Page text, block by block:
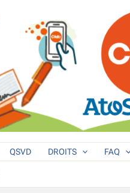
QSVD DROITS FAQ